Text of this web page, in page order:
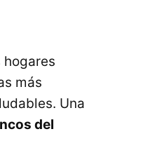
hogares
más
Una
del